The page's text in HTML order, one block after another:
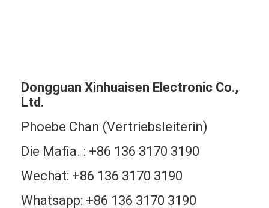
Dongguan Xinhuaisen Electronic Co.,
Ltd.
Phoebe Chan (Vertriebsleiterin)
Die Mafia. : +86 136 3170 3190
Wechat: +86 136 3170 3190
Whatsapp: +86 136 3170 3190